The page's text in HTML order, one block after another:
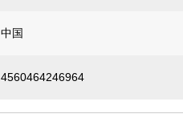
中国
4560464246964